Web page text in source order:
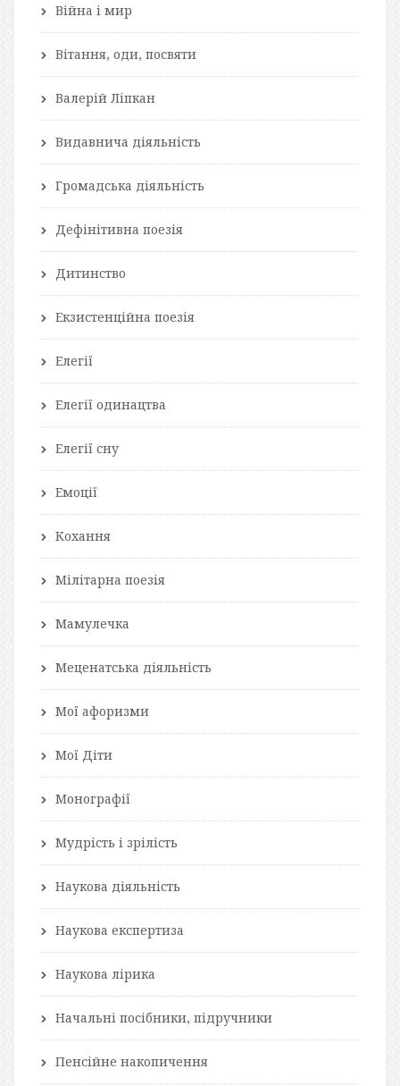
Війна і мир
Вітання, оди, посвяти
Валерій Ліпкан
Видавнича діяльність
Громадська діяльність
Дефінітивна поезія
Дитинство
Екзистенційна поезія
Елегії
Елегії одинацтва
Елегії сну
Емоції
Кохання
Мілітарна поезія
Мамулечка
Меценатська діяльність
Мої афоризми
Мої Діти
Монографії
Мудрість і зрілість
Наукова діяльність
Наукова експертиза
Наукова лірика
Начальні посібники, підручники
Пенсійне накопичення